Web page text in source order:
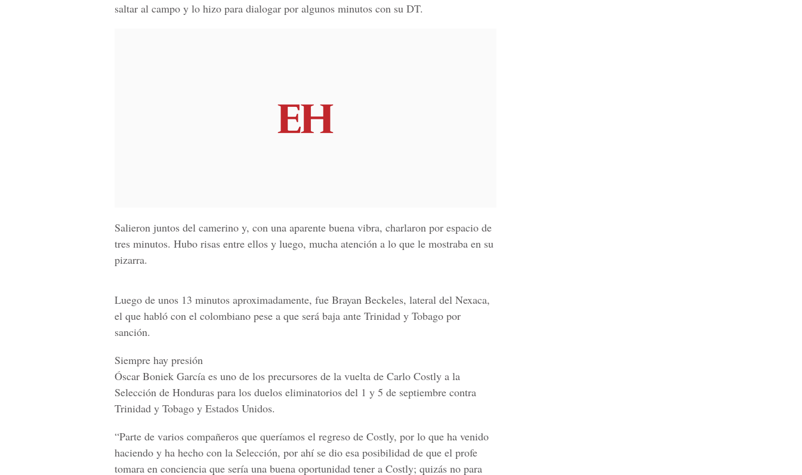
saltar al campo y lo hizo para dialogar por algunos minutos con su DT.
Salieron juntos del camerino y, con una aparente buena vibra, charlaron por espacio de
tres minutos. Hubo risas entre ellos y luego, mucha atención a lo que le mostraba en su
pizarra.
Luego de unos 13 minutos aproximadamente, fue Brayan Beckeles, lateral del Nexaca,
el que habló con el colombiano pese a que será baja ante Trinidad y Tobago por
sanción.
Siempre hay presión
Óscar Boniek García es uno de los precursores de la vuelta de Carlo Costly a la
Selección de Honduras para los duelos eliminatorios del 1 y 5 de septiembre contra
Trinidad y Tobago y Estados Unidos.
“Parte de varios compañeros que queríamos el regreso de Costly, por lo que ha venido
haciendo y ha hecho con la Selección, por ahí se dio esa posibilidad de que el profe
tomara en conciencia que sería una buena oportunidad tener a Costly; quizás no para